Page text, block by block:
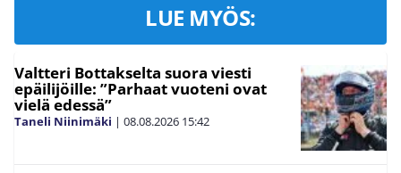
LUE MYÖS:
Valtteri Bottakselta suora viesti
epäilijöille: ”Parhaat vuoteni ovat
vielä edessä”
Taneli Niinimäki | 08.08.2026 15:42